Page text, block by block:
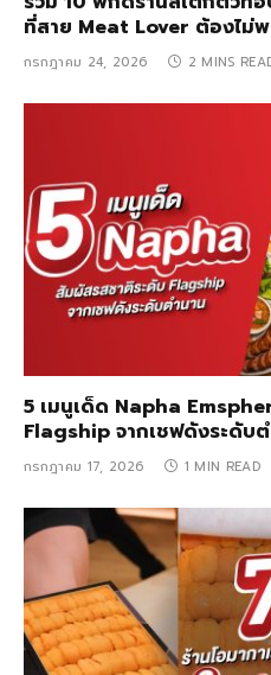
ที่สาย Meat Lover ต้องไม่
กรกฎาคม 24, 2026 2 MINS
5 เมนูเด็ด Napha
Flagship จากเชฟดังระดับ
กรกฎาคม 17, 2026 1 MIN READ